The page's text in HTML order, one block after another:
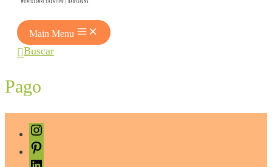
Main Menu
Buscar
Pago